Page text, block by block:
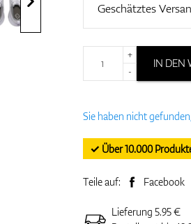
Geschätztes
+
-
IN DEN
Sie haben nicht
✓ Über 10.000
Teile auf: Facebook
Lieferung 5.95 €